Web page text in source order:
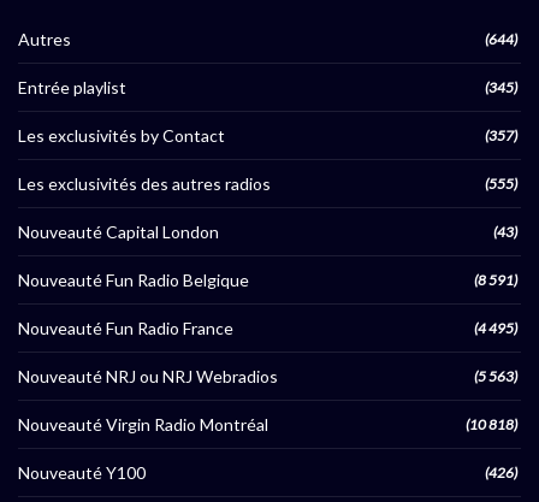
Autres (644)
Entrée playlist (345)
Les exclusivités by Contact (357)
Les exclusivités des autres radios (555)
Nouveauté Capital London (43)
Nouveauté Fun Radio Belgique (8 591)
Nouveauté Fun Radio France (4 495)
Nouveauté NRJ ou NRJ Webradios (5 563)
Nouveauté Virgin Radio Montréal (10 818)
Nouveauté Y100 (426)